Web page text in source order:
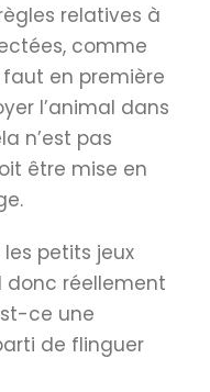
relatives à
comme
en première
l’animal dans
n’est pas
être mise en
petits jeux
donc réellement
ce une
de flinguer